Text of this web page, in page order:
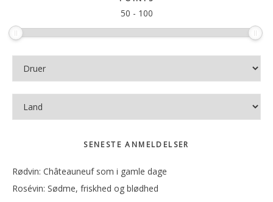
50 - 100
SENESTE ANMELDELSER
Rødvin: Châteauneuf som i gamle dage
Rosévin: Sødme, friskhed og blødhed